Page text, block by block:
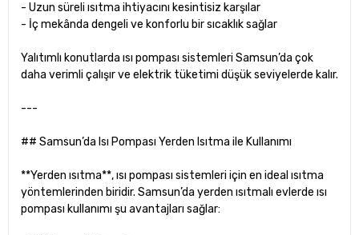
- Uzun süreli ısıtma ihtiyacını kesintisiz karşılar
- İç mekânda dengeli ve konforlu bir sıcaklık sağlar
Yalıtımlı konutlarda ısı pompası sistemleri Samsun’da çok
daha verimli çalışır ve elektrik tüketimi düşük seviyelerde kalır.
---
## Samsun’da Isı Pompası Yerden Isıtma ile Kullanımı
**Yerden ısıtma**, ısı pompası sistemleri için en ideal ısıtma
yöntemlerinden biridir. Samsun’da yerden ısıtmalı evlerde ısı
pompası kullanımı şu avantajları sağlar: